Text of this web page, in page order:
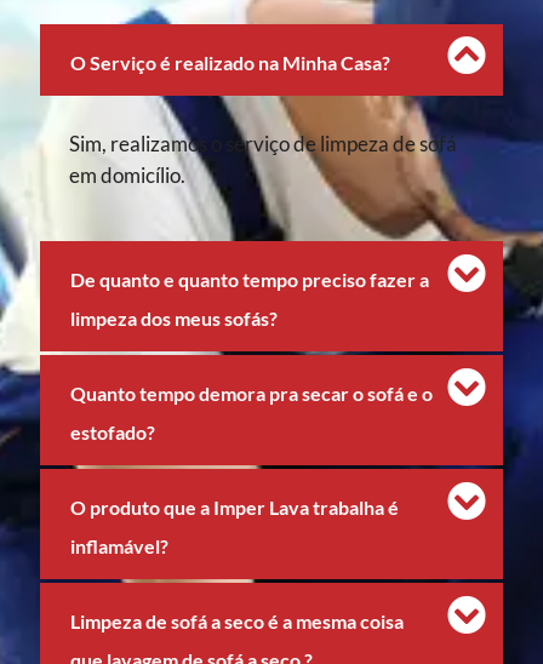
O Serviço é realizado na Minha Casa?
Sim, realizamos o serviço de limpeza de sofá
em domicílio.
De quanto e quanto tempo preciso fazer a
limpeza dos meus sofás?
Quanto tempo demora pra secar o sofá e o
estofado?
O produto que a Imper Lava trabalha é
inflamável?
Limpeza de sofá a seco é a mesma coisa